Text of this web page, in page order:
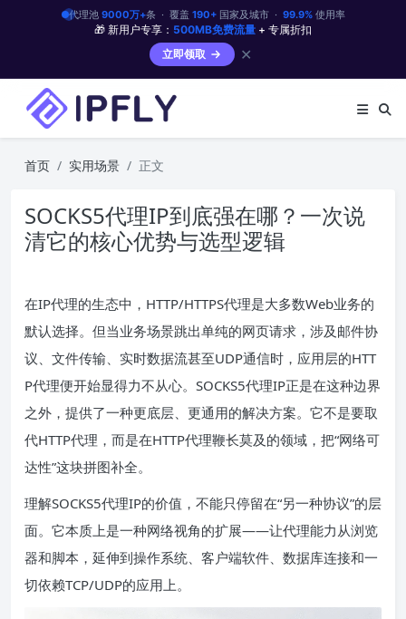
代理池 9000万+条 · 覆盖 190+国家及城市 · 99.9%使用率
🎁 新用户专享： 500MB免费流量 + 专属折扣
立即领取
✕
首页 实用场景 正文
SOCKS5代理IP到底强在哪？一次说
清它的核心优势与选型逻辑
在IP代理的生态中，HTTP/HTTPS代理是大多数Web业务的
默认选择。但当业务场景跳出单纯的网页请求，涉及邮件协
议、文件传输、实时数据流甚至UDP通信时，应用层的HTT
P代理便开始显得力不从心。SOCKS5代理IP正是在这种边界
之外，提供了一种更底层、更通用的解决方案。它不是要取
代HTTP代理，而是在HTTP代理鞭长莫及的领域，把“网络可
达性”这块拼图补全。
理解SOCKS5代理IP的价值，不能只停留在“另一种协议”的层
面。它本质上是一种网络视角的扩展——让代理能力从浏览
器和脚本，延伸到操作系统、客户端软件、数据库连接和一
切依赖TCP/UDP的应用上。